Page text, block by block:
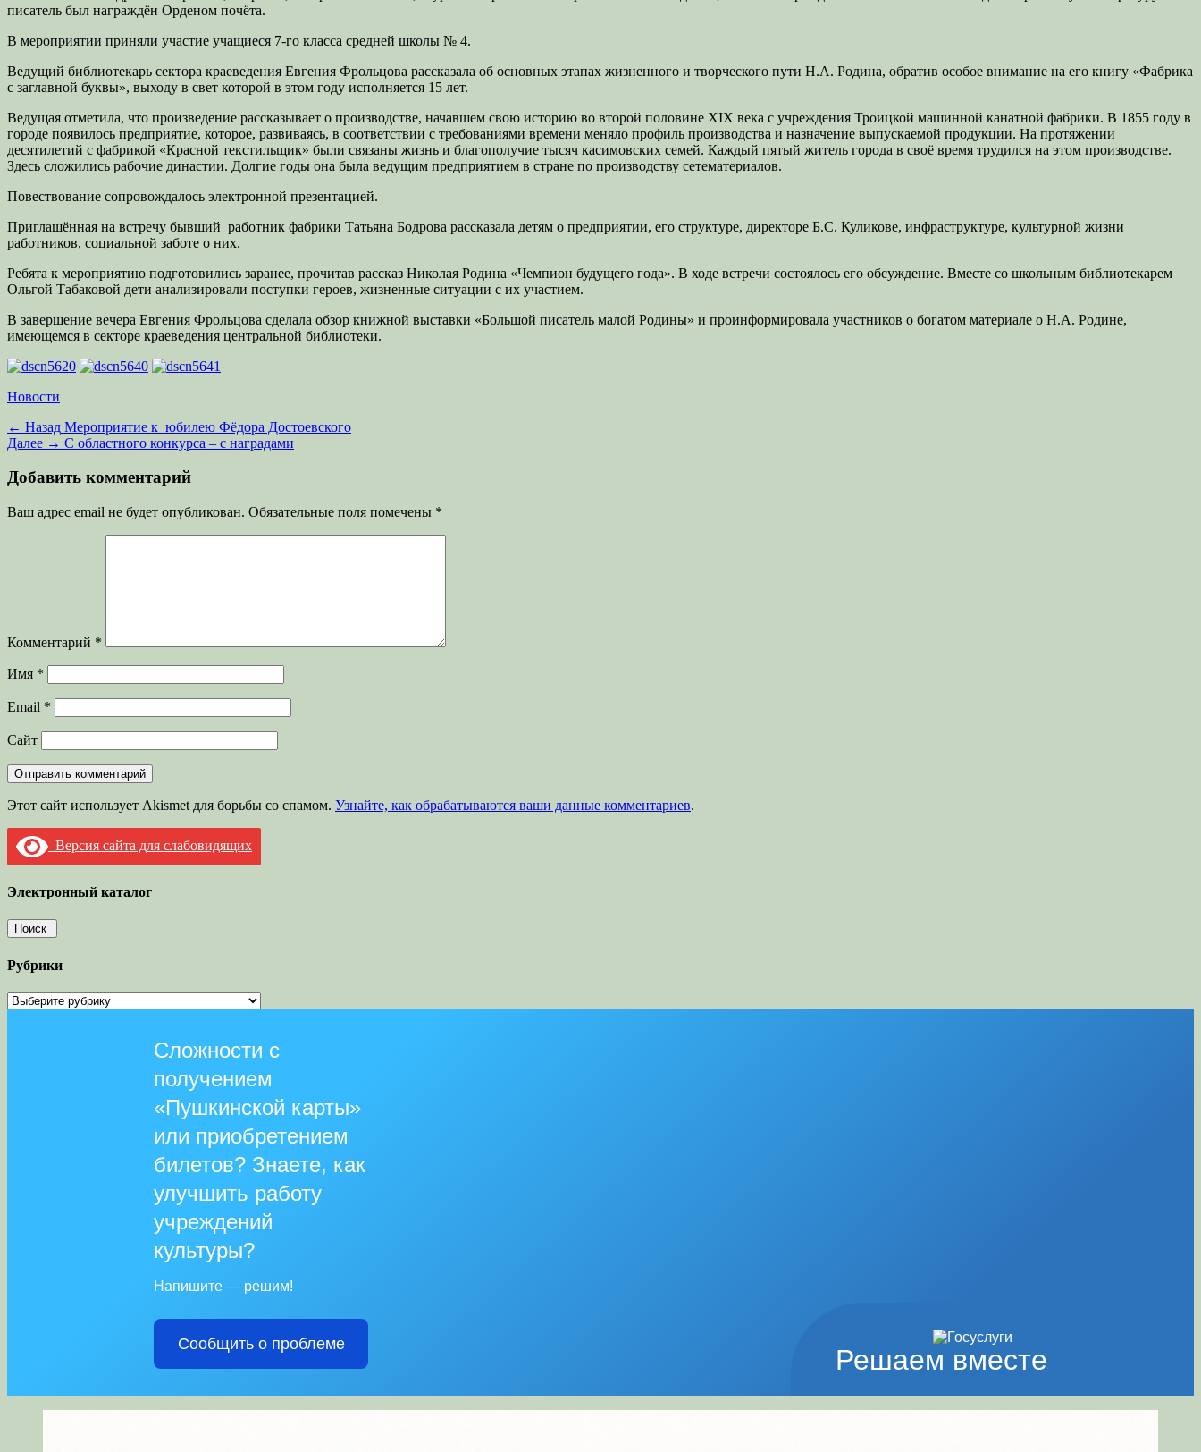
писатель был награждён Орденом почёта.
В мероприятии приняли участие учащиеся 7-го класса средней школы № 4.
Ведущий библиотекарь сектора краеведения Евгения Фрольцова рассказала об основных этапах жизненного и творческого пути Н.А. Родина, обратив особое внимание на его книгу «Фабрика
с заглавной буквы», выходу в свет которой в этом году исполняется 15 лет.
Ведущая отметила, что произведение рассказывает о производстве, начавшем свою историю во второй половине XIX века с учреждения Троицкой машинной канатной фабрики. В 1855 году в
городе появилось предприятие, которое, развиваясь, в соответствии с требованиями времени меняло профиль производства и назначение выпускаемой продукции. На протяжении
десятилетий с фабрикой «Красной текстильщик» были связаны жизнь и благополучие тысяч касимовских семей. Каждый пятый житель города в своё время трудился на этом производстве.
Здесь сложились рабочие династии. Долгие годы она была ведущим предприятием в стране по производству сетематериалов.
Повествование сопровождалось электронной презентацией.
Приглашённая на встречу бывший работник фабрики Татьяна Бодрова рассказала детям о предприятии, его структуре, директоре Б.С. Куликове, инфраструктуре, культурной жизни
работников, социальной заботе о них.
Ребята к мероприятию подготовились заранее, прочитав рассказ Николая Родина «Чемпион будущего года». В ходе встречи состоялось его обсуждение. Вместе со школьным библиотекарем
Ольгой Табаковой дети анализировали поступки героев, жизненные ситуации с их участием.
В завершение вечера Евгения Фрольцова сделала обзор книжной выставки «Большой писатель малой Родины» и проинформировала участников о богатом материале о Н.А. Родине,
имеющемся в секторе краеведения центральной библиотеки.
Категории
Новости
Навигация
по
записям
← Назад Предыдущая
запись:
Мероприятие к юбилею Фёдора Достоевского
Далее → Следующая
С областного конкурса – с наградами
Добавить комментарий
Ваш адрес email не будет опубликован. Обязательные поля помечены *
Комментарий *
Имя *
Email *
Сайт
Этот сайт использует Akismet для борьбы со спамом. Узнайте, как обрабатываются ваши данные комментариев.
Версия сайта для слабовидящих
Электронный каталог
Рубрики
Рубрики
Решаем вместе
Сложности с
получением
«Пушкинской карты»
или приобретением
билетов? Знаете, как
улучшить работу
учреждений
культуры?
Напишите — решим!
Сообщить о проблеме